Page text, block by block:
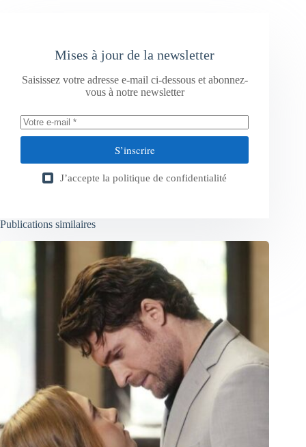
Mises à jour de la newsletter
Saisissez votre adresse e-mail ci-dessous et abonnez-
vous à notre newsletter
S’inscrire
J’accepte la politique de confidentialité
Publications similaires